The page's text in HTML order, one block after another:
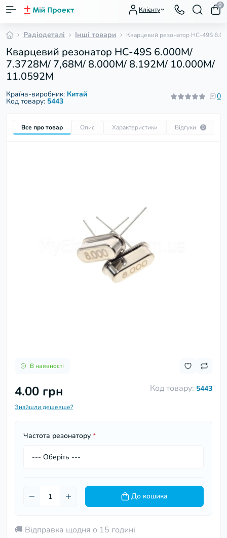
Клієнту
0
Радіодеталі Інші товари Кварцевий резонатор HC-49S
Кварцевий резонатор HC-49S 6.000M/
7.3728M/ 7,68M/ 8.000M/ 8.192M/ 10.000M/
11.0592M
Країна-виробник: Китай
Код товару: 5443
0
Все про товар Опис Характеристики Відгуки 0
В наявності
Код товару: 5443
4.00 грн
Знайшли дешевше?
Частота резонатору *
До кошика
🚚 Відправка щодня о 15 годині